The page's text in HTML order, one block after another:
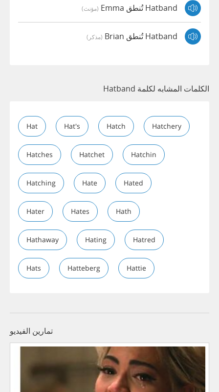
Hatband تُنطق Emma (مؤنث)
Hatband تُنطق Brian (مذكر)
الكلمات المشابه لكلمة Hatband
Hat Hat's Hatch Hatchery
Hatches Hatchet Hatchin
Hatching Hate Hated
Hater Hates Hath
Hathaway Hating Hatred
Hats Hatteberg Hattie
تمارين الفيديو